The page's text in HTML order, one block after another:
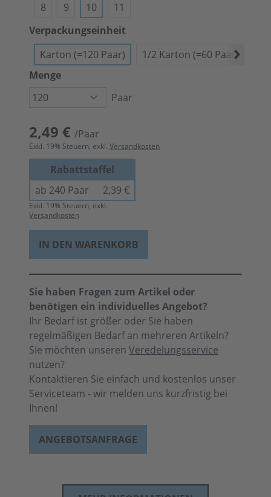
8
9 10
11
Verpackungseinheit
Karton (=120 Paar)
1/2 Karton (=60 Paar)
Menge
Paar
2,49 € /Paar
Exkl. 19% Steuern, exkl. Versandkosten
Rabattstaffel
ab 240 Paar
2,39 €
Exkl. 19% Steuern, exkl.
Versandkosten
IN DEN WARENKORB
Sie haben Fragen zum Artikel oder
benötigen ein individuelles Angebot?
Ihr Bedarf ist größer oder Sie haben
regelmäßigen Bedarf an mehreren Artikeln?
Sie möchten unseren Veredelungsservice
nutzen?
Kontaktieren Sie einfach und kostenlos unser
Serviceteam - wir melden uns kurzfristig bei
Ihnen!
ANGEBOTSANFRAGE